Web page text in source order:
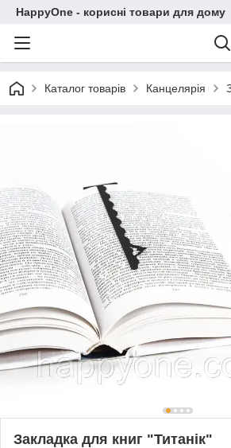
HappyOne - корисні товари для дому
Каталог товарів Канцелярія
Закладка для книг "Титанік"